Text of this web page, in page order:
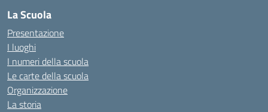
La Scuola
Presentazione
I luoghi
I numeri della scuola
Le carte della scuola
Organizzazione
La storia